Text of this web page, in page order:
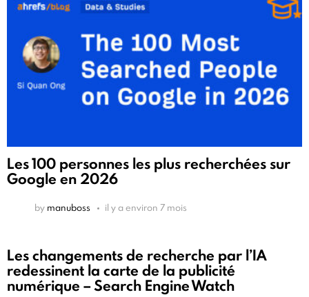
Les 100 personnes les plus recherchées sur
Google en 2026
by manuboss il y a environ 7 mois
Les changements de recherche par l’IA
redessinent la carte de la publicité
numérique – Search Engine Watch